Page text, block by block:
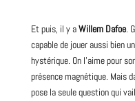
Et puis, il y aWillem Dafoe.
capable de jouer aussi bien
hystérique. On l’aime pour
présence magnétique. Mais
pose la seule question qui